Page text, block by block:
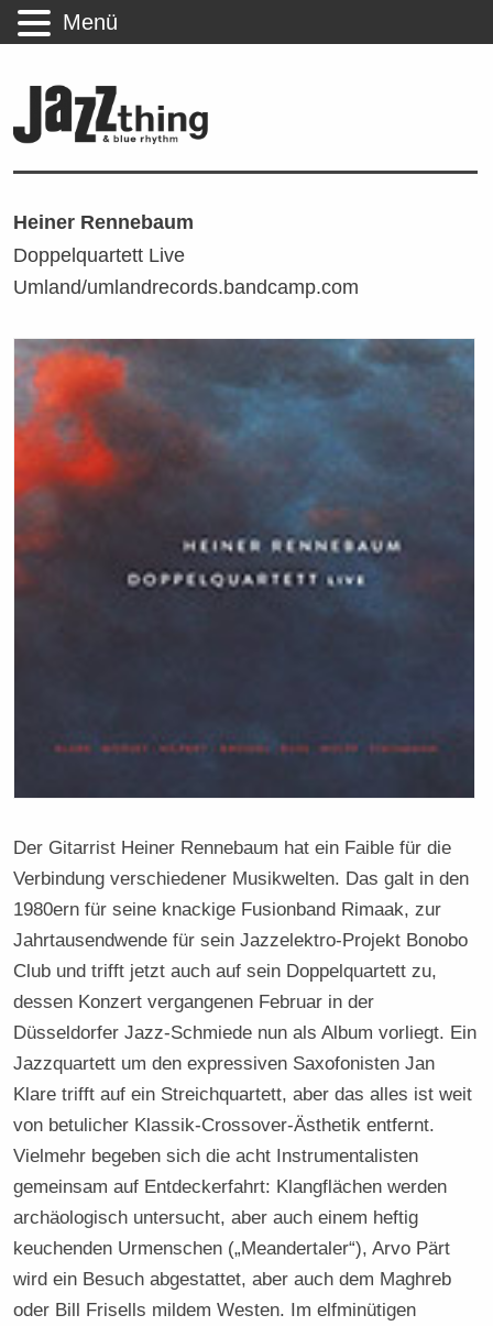
Heiner Rennebaum
Doppelquartett Live
Umland/umlandrecords.bandcamp.com
Der Gitarrist Heiner Rennebaum hat ein Faible für die
Verbindung verschiedener Musikwelten. Das galt in den
1980ern für seine knackige Fusionband Rimaak, zur
Jahrtausendwende für sein Jazzelektro-Projekt Bonobo
Club und trifft jetzt auch auf sein Doppelquartett zu,
dessen Konzert vergangenen Februar in der
Düsseldorfer Jazz-Schmiede nun als Album vorliegt. Ein
Jazzquartett um den expressiven Saxofonisten Jan
Klare trifft auf ein Streichquartett, aber das alles ist weit
von betulicher Klassik-Crossover-Ästhetik entfernt.
Vielmehr begeben sich die acht Instrumentalisten
gemeinsam auf Entdeckerfahrt: Klangflächen werden
archäologisch untersucht, aber auch einem heftig
keuchenden Urmenschen („Meandertaler“), Arvo Pärt
wird ein Besuch abgestattet, aber auch dem Maghreb
oder Bill Frisells mildem Westen. Im elfminütigen
Menü